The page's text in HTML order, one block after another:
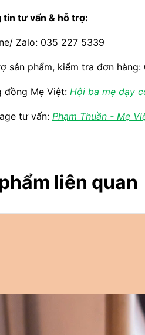
tin tư vấn & hỗ trợ:
Zalo: 035 227 5339
sản phẩm, kiểm tra đơn hàng:
đồng Mẹ Việt: Hội ba mẹ dạy
tư vấn: Phạm Thuần - Mẹ
liên quan